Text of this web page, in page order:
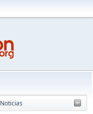
Noticias